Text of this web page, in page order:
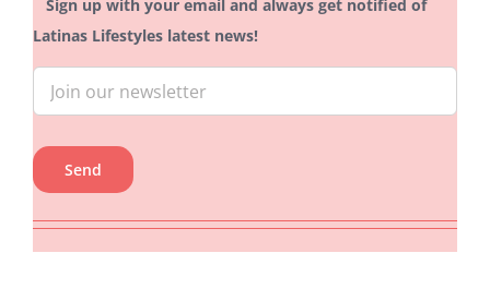
Sign up with your email and always get notified of
Latinas Lifestyles latest news!